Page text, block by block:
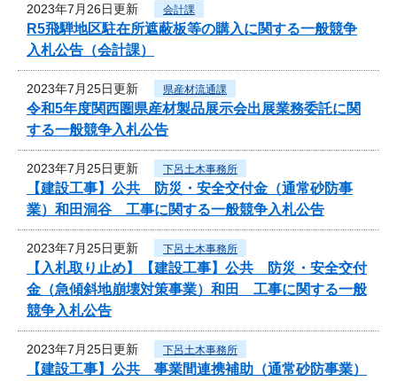
2023年7月26日更新 会計課
R5飛騨地区駐在所遮蔽板等の購入に関する一般競争
入札公告（会計課）
2023年7月25日更新 県産材流通課
令和5年度関西圏県産材製品展示会出展業務委託に関
する一般競争入札公告
2023年7月25日更新 下呂土木事務所
【建設工事】公共 防災・安全交付金（通常砂防事
業）和田洞谷 工事に関する一般競争入札公告
2023年7月25日更新 下呂土木事務所
【入札取り止め】【建設工事】公共 防災・安全交付
金（急傾斜地崩壊対策事業）和田 工事に関する一般
競争入札公告
2023年7月25日更新 下呂土木事務所
【建設工事】公共 事業間連携補助（通常砂防事業）